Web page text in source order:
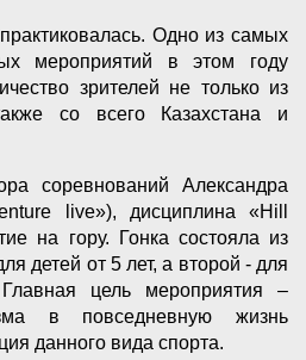
Одно из самых
мероприятий в этом году
зрителей не только из
со всего Казахстана и
соревнований Александра
live»), дисциплина «Нill
на гору. Гонка состояла из
детей от 5 лет, а второй - для
цель мероприятия –
в повседневную жизнь
данного вида спорта.